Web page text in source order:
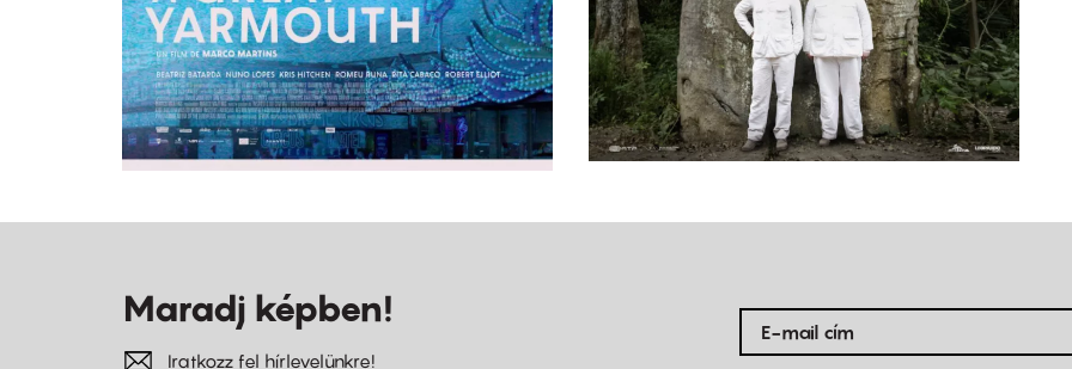
Maradj képben!
Iratkozz fel hírlevelünkre!